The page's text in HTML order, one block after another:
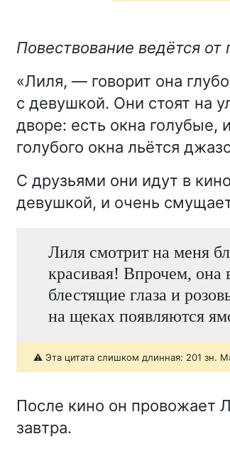
Повествование ведётся
«Лиля, — говорит она
с девушкой. Они стоят на
дворе: есть окна голубые,
голубого окна льётся
С друзьями они идут в
девушкой, и очень
Лиля смотрит на меня
красивая! Впрочем, она
блестящие глаза и
на щеках появляются
⚠️ Эта цитата слишком длинная: 201 зн.
После кино он провожает
завтра.